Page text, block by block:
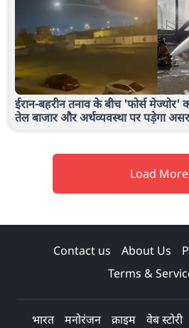
ईरान-बहरीन तनाव के बीच 'फोर्स मेज्योर'
तेल बाजार और अर्थव्यवस्था पर पड़ेगा असर
Load More
Contact us About Us
Terms &
भारत मनोरंजन क्राइम वेब स्टोरी